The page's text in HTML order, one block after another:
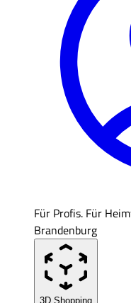
Für Profis. Für
Brandenburg
3D Shopping